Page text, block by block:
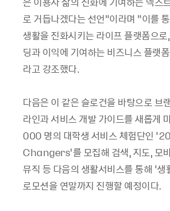
로 거듭나겠다는 선언”이라며 “이를
생활을 진화시키는 라이프 플랫폼으
딩과 이익에 기여하는 비즈니스 플랫
라고 강조했다.
다음은 이 같은 슬로건을 바탕으로 브
라인과 서비스 개발 가이드를 새롭게
000 명의 대학생 서비스 체험단인
Changers’를 모집해 검색, 지도, 모
뮤직 등 다음의 생활서비스를 통해 ‘생
로모션을 연말까지 진행할 예정이다.